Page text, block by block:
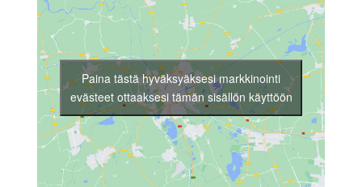
Paina tästä hyväksyäksesi markkinointi
evästeet ottaaksesi tämän sisällön käyttöön